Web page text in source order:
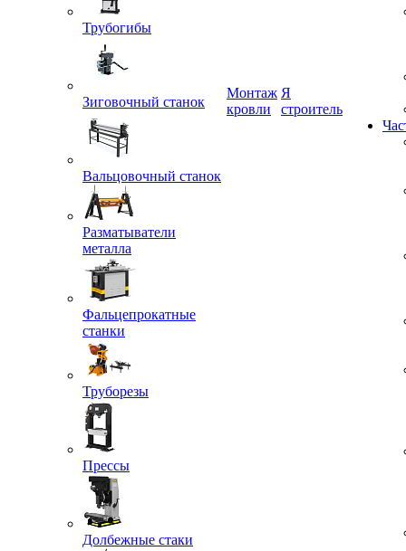
Трубогибы
Зиговочный станок
Вальцовочный станок
Разматыватели
металла
Фальцепрокатные
станки
Труборезы
Прессы
Долбежные стаки
Монтаж
кровли
Я
строитель